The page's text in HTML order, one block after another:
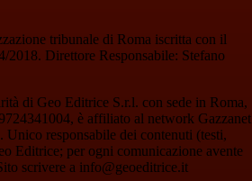
tribunale di Roma iscritta con il
2018. Direttore Responsabile: Stefano
di Geo Editrice S.r.l. con sede in Roma,
è affiliato al network Gazzanet
responsabile dei contenuti (testi,
Editrice; per ogni comunicazione avente
scrivere a info@geoeditrice.it